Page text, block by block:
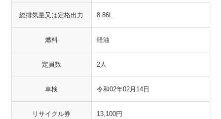
総排気量又は定格出力 8.86L
燃料 軽油
定員数 2人
車検 令和02年02月14日
リサイクル券 13,100円